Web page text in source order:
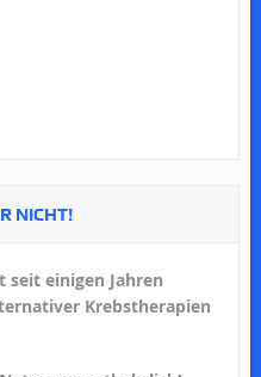
NICHT!
einigen Jahren
Krebstherapien